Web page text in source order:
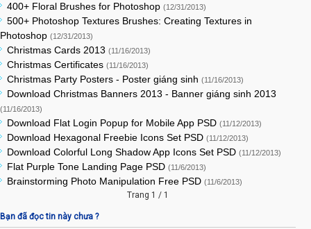
400+ Floral Brushes for Photoshop (12/31/2013)
500+ Photoshop Textures Brushes: Creating Textures in
Photoshop (12/31/2013)
Christmas Cards 2013 (11/16/2013)
Christmas Certificates (11/16/2013)
Christmas Party Posters - Poster giáng sinh (11/16/2013)
Download Christmas Banners 2013 - Banner giáng sinh 2013
(11/16/2013)
Download Flat Login Popup for Mobile App PSD (11/12/2013)
Download Hexagonal Freebie Icons Set PSD (11/12/2013)
Download Colorful Long Shadow App Icons Set PSD (11/12/2013)
Flat Purple Tone Landing Page PSD (11/6/2013)
Brainstorming Photo Manipulation Free PSD (11/6/2013)
Trang 1 / 1
Bạn đã đọc tin này chưa ?